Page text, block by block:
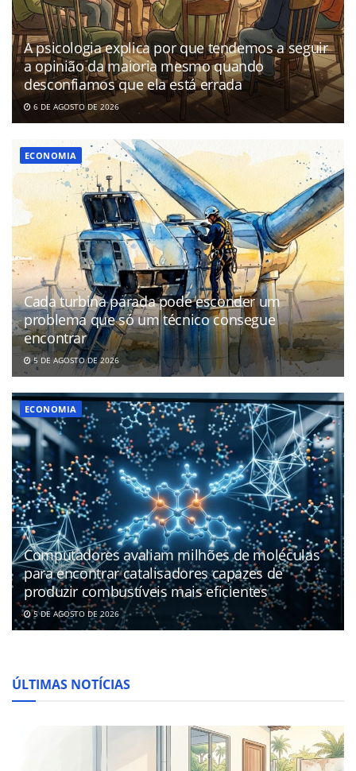
A psicologia explica por que tendemos a seguir
a opinião da maioria mesmo quando
desconfiamos que ela está errada
6 DE AGOSTO DE 2026
ECONOMIA
Cada turbina parada pode esconder um
problema que só um técnico consegue
encontrar
5 DE AGOSTO DE 2026
ECONOMIA
Computadores avaliam milhões de moléculas
para encontrar catalisadores capazes de
produzir combustíveis mais eficientes
5 DE AGOSTO DE 2026
ÚLTIMAS NOTÍCIAS